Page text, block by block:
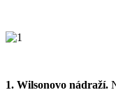
1. Wilsonovo nádraží.